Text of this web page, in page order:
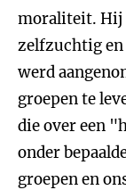
moraliteit. Hij
zelfzuchtig en
werd
groepen te
die over een
onder
groepen en